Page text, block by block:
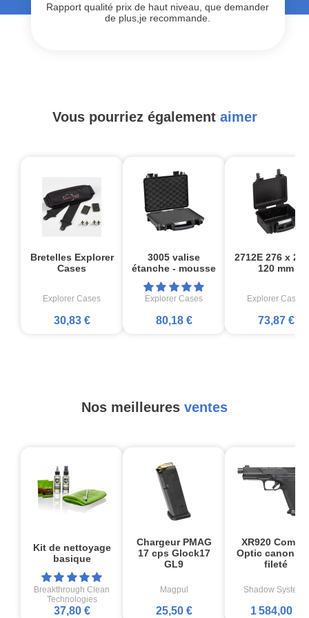
Rapport qualité prix de haut niveau, que demander
de plus,je recommande.
Vous pourriez également aimer
Bretelles Explorer
Cases
Explorer Cases
30,83 €
3005 valise
étanche - mousse
Explorer Cases
80,18 €
2712E 276 x
120 mm
Explorer Cases
73,87 €
Nos meilleures ventes
Kit de nettoyage
basique
Breakthrough Clean
Technologies
37,80 €
Chargeur PMAG
17 cps Glock17
GL9
Magpul
25,50 €
XR920
Optic canon
fileté
Shadow Systems
1 584,00 €